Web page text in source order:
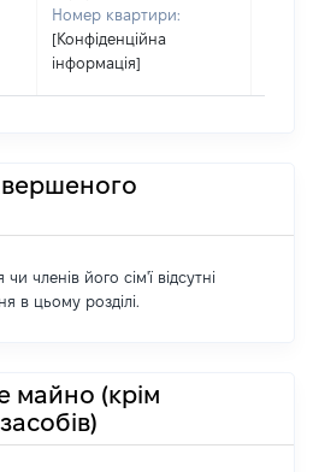
Номер квартири:
[Конфіденційна
інформація]
членів його сім'ї відсутні
в цьому розділі.
майно (крім